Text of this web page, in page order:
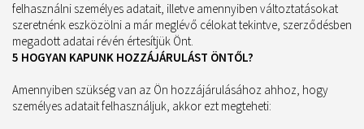
felhasználni személyes adatait, illetve amennyiben változtatásokat
szeretnénk eszközölni a már meglévő célokat tekintve, szerződésben
megadott adatai révén értesítjük Önt.
5 HOGYAN KAPUNK HOZZÁJÁRULÁST ÖNTŐL?
Amennyiben szükség van az Ön hozzájárulásához ahhoz, hogy
személyes adatait felhasználjuk, akkor ezt megteheti: